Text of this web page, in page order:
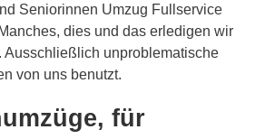
Seniorinnen Umzug Fullservice
dies und das erledigen wir
Ausschließlich unproblematische
von uns benutzt.
für